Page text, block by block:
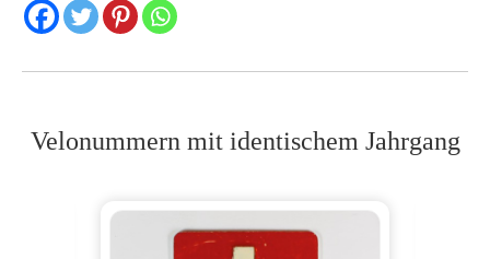
Velonummern mit identischem Jahrgang